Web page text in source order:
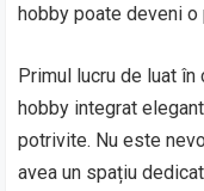
hobby poate deveni
Primul lucru de luat
hobby integrat
potrivite. Nu este
avea un spațiu